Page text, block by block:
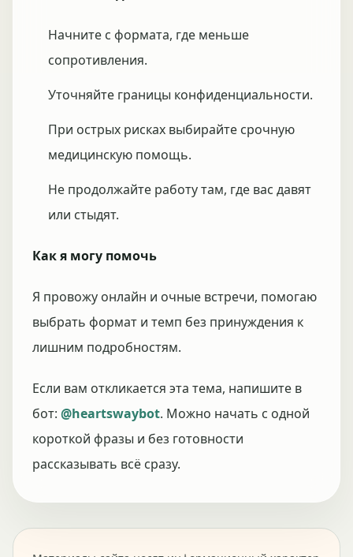
Начните с формата, где меньше
сопротивления.
Уточняйте границы конфиденциальности.
При острых рисках выбирайте срочную
медицинскую помощь.
Не продолжайте работу там, где вас давят
или стыдят.
Как я могу помочь
Я провожу онлайн и очные встречи, помогаю
выбрать формат и темп без принуждения к
лишним подробностям.
Если вам откликается эта тема, напишите в
бот: @heartswaybot. Можно начать с одной
короткой фразы и без готовности
рассказывать всё сразу.